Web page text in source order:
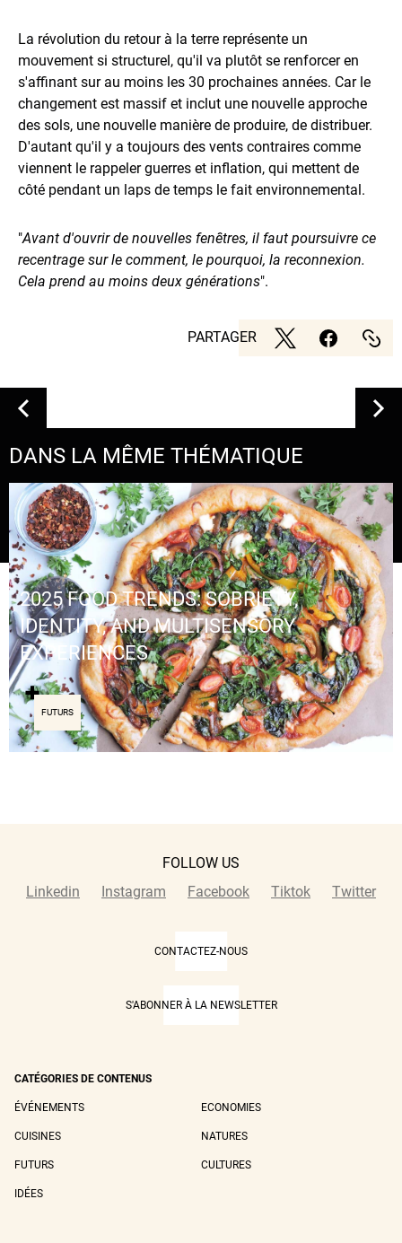
La révolution du retour à la terre représente un
mouvement si structurel, qu'il va plutôt se renforcer en
s'affinant sur au moins les 30 prochaines années. Car le
changement est massif et inclut une nouvelle approche
des sols, une nouvelle manière de produire, de distribuer.
D'autant qu'il y a toujours des vents contraires comme
viennent le rappeler guerres et inflation, qui mettent de
côté pendant un laps de temps le fait environnemental.
"Avant d'ouvrir de nouvelles fenêtres, il faut poursuivre ce
recentrage sur le comment, le pourquoi, la reconnexion.
Cela prend au moins deux générations".
PARTAGER
DANS LA MÊME THÉMATIQUE
FUTURS
2025 FOOD TRENDS: SOBRIETY,
IDENTITY, AND MULTISENSORY
EXPERIENCES
FOLLOW US
Linkedin
Instagram Facebook Tiktok Twitter
CONTACTEZ-NOUS
S'ABONNER À LA NEWSLETTER
CATÉGORIES DE CONTENUS
ÉVÉNEMENTS ECONOMIES
CUISINES NATURES
FUTURS CULTURES
IDÉES